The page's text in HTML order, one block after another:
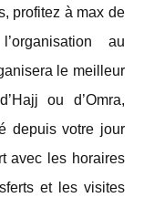
profitez à max de
au
le meilleur
ou d’Omra,
depuis votre jour
avec les horaires
et les visites